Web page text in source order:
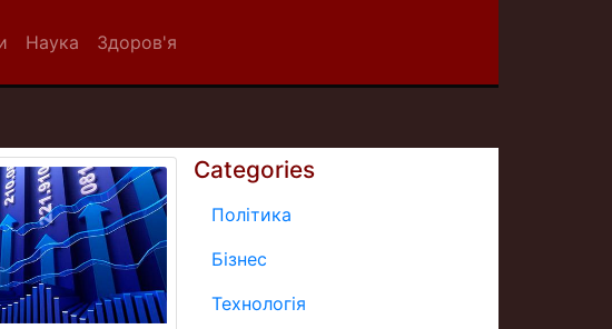
Наука Здоров'я
Categories
Політика
Бізнес
Технологія